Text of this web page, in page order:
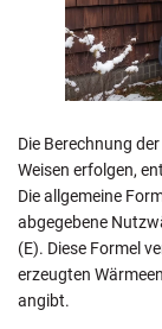
Die Berechnung
Weisen erfolgen,
Die allgemeine
abgegebene
(E). Diese Formel
erzeugten
angibt.